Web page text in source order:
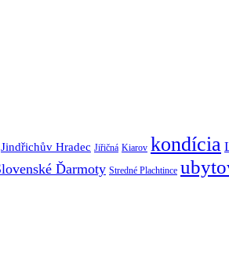
Jindřichův Hradec Jiřičná Kiarov kondícia
Ďarmoty Stredné Plachtince